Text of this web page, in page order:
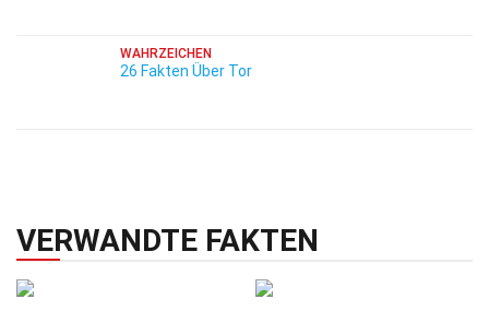
WAHRZEICHEN
26 Fakten Über Tor
VERWANDTE FAKTEN